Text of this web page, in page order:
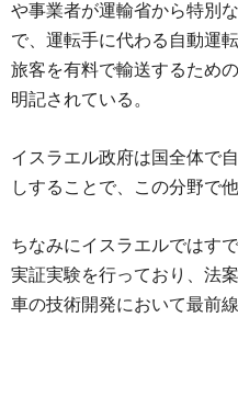
や事業者が運輸省から特別
で、運転手に代わる自動運
旅客を有料で輸送するため
明記されている。
イスラエル政府は国全体で
しすることで、この分野で
ちなみにイスラエルではす
実証実験を行っており、法
車の技術開発において最前